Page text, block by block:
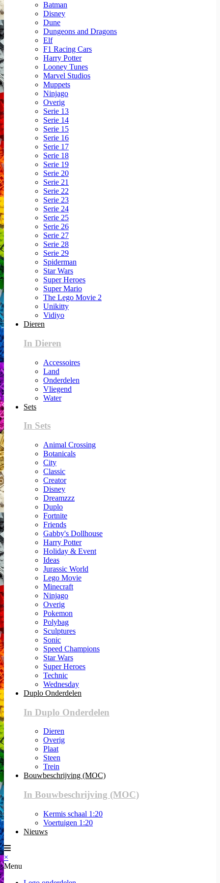
Batman
Disney
Dune
Dungeons and Dragons
Elf
F1 Racing Cars
Harry Potter
Looney Tunes
Marvel Studios
Muppets
Ninjago
Overig
Serie 13
Serie 14
Serie 15
Serie 16
Serie 17
Serie 18
Serie 19
Serie 20
Serie 21
Serie 22
Serie 23
Serie 24
Serie 25
Serie 26
Serie 27
Serie 28
Serie 29
Spiderman
Star Wars
Super Heroes
Super Mario
The Lego Movie 2
Unikitty
Vidiyo
Dieren
In Dieren
Accessoires
Land
Onderdelen
Vliegend
Water
Sets
In Sets
Animal Crossing
Botanicals
City
Classic
Creator
Disney
Dreamzzz
Duplo
Fortnite
Friends
Gabby's Dollhouse
Harry Potter
Holiday & Event
Ideas
Jurassic World
Lego Movie
Minecraft
Ninjago
Overig
Pokemon
Polybag
Sculptures
Sonic
Speed Champions
Star Wars
Super Heroes
Technic
Wednesday
Duplo Onderdelen
In Duplo Onderdelen
Dieren
Overig
Plaat
Steen
Trein
Bouwbeschrijving (MOC)
In Bouwbeschrijving (MOC)
Kermis schaal 1:20
Voertuigen 1:20
Nieuws
×
Menu